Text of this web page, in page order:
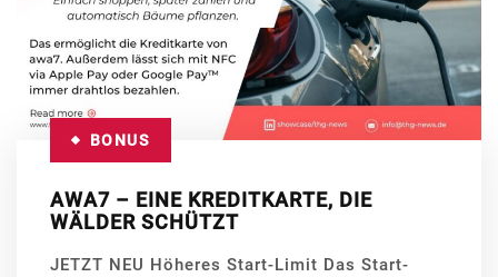
BONUS
AWA7 – EINE KREDITKARTE, DIE
WÄLDER SCHÜTZT
JETZT NEU Höheres Start-Limit Das Start-